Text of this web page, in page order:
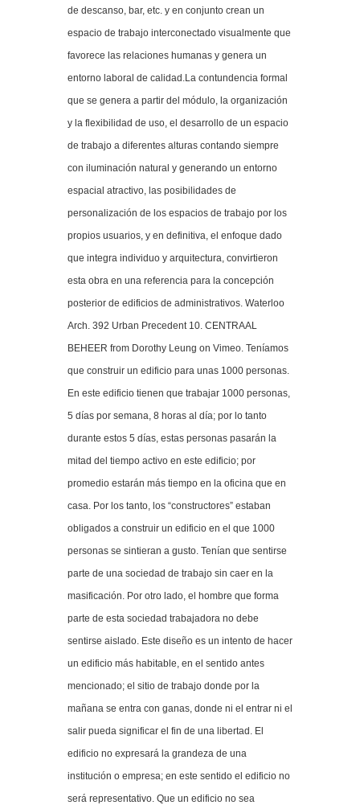
de descanso, bar, etc. y en conjunto crean un
espacio de trabajo interconectado visualmente que
favorece las relaciones humanas y genera un
entorno laboral de calidad.La contundencia formal
que se genera a partir del módulo, la organización
y la flexibilidad de uso, el desarrollo de un espacio
de trabajo a diferentes alturas contando siempre
con iluminación natural y generando un entorno
espacial atractivo, las posibilidades de
personalización de los espacios de trabajo por los
propios usuarios, y en definitiva, el enfoque dado
que integra individuo y arquitectura, convirtieron
esta obra en una referencia para la concepción
posterior de edificios de administrativos. Waterloo
Arch. 392 Urban Precedent 10. CENTRAAL
BEHEER from Dorothy Leung on Vimeo. Teníamos
que construir un edificio para unas 1000 personas.
En este edificio tienen que trabajar 1000 personas,
5 días por semana, 8 horas al día; por lo tanto
durante estos 5 días, estas personas pasarán la
mitad del tiempo activo en este edificio; por
promedio estarán más tiempo en la oficina que en
casa. Por los tanto, los “constructores” estaban
obligados a construir un edificio en el que 1000
personas se sintieran a gusto. Tenían que sentirse
parte de una sociedad de trabajo sin caer en la
masificación. Por otro lado, el hombre que forma
parte de esta sociedad trabajadora no debe
sentirse aislado. Este diseño es un intento de hacer
un edificio más habitable, en el sentido antes
mencionado; el sitio de trabajo donde por la
mañana se entra con ganas, donde ni el entrar ni el
salir pueda significar el fin de una libertad. El
edificio no expresará la grandeza de una
institución o empresa; en este sentido el edificio no
será representativo. Que un edificio no sea